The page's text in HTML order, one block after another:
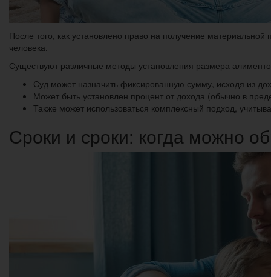
После того, как установлено право на получение
человека.
Существуют различные методы установления размера
Суд может назначить фиксированную сумму, исходя из
Может быть установлен процент от дохода (обычно в
Также может использоваться комплексный подход,
Сроки и сроки: когда можно